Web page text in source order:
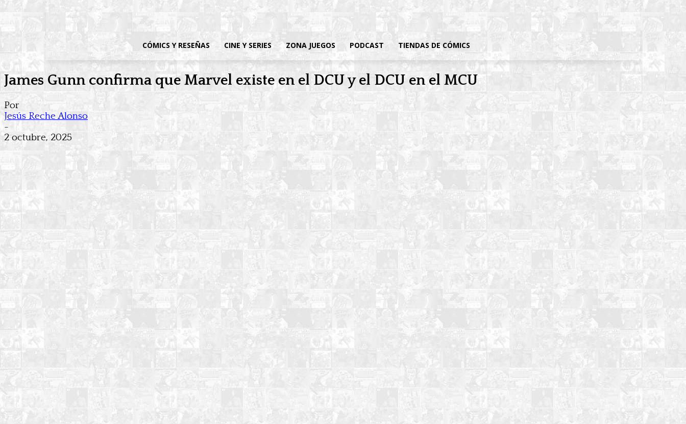
CÓMICS Y RESEÑAS CINE Y SERIES ZONA JUEGOS PODCAST TIENDAS DE CÓMICS
James Gunn confirma que Marvel existe en el DCU y el DCU en el MCU
Por
Jesús Reche Alonso
-
2 octubre, 2025